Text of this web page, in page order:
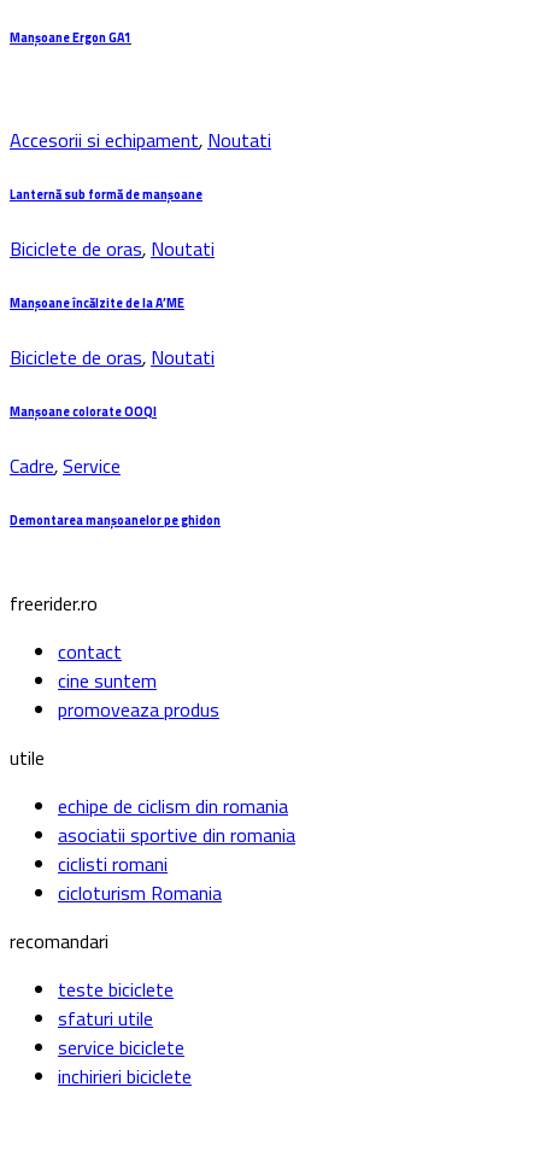
Manșoane Ergon GA1
Accesorii si echipament, Noutati
Lanternă sub formă de manșoane
Biciclete de oras, Noutati
Manșoane încălzite de la A’ME
Biciclete de oras, Noutati
Manșoane colorate OOQI
Cadre,Service
Demontarea manșoanelor pe ghidon
freerider.ro
contact
cine suntem
promoveaza produs
utile
echipe de ciclism din romania
asociatii sportive din romania
ciclisti romani
cicloturism Romania
recomandari
teste biciclete
sfaturi utile
service biciclete
inchirieri biciclete